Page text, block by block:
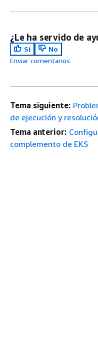
¿Le ha servido de
Sí
No
Enviar comentarios
Tema siguiente:
de ejecución y
Tema anterior:
complemento de EKS